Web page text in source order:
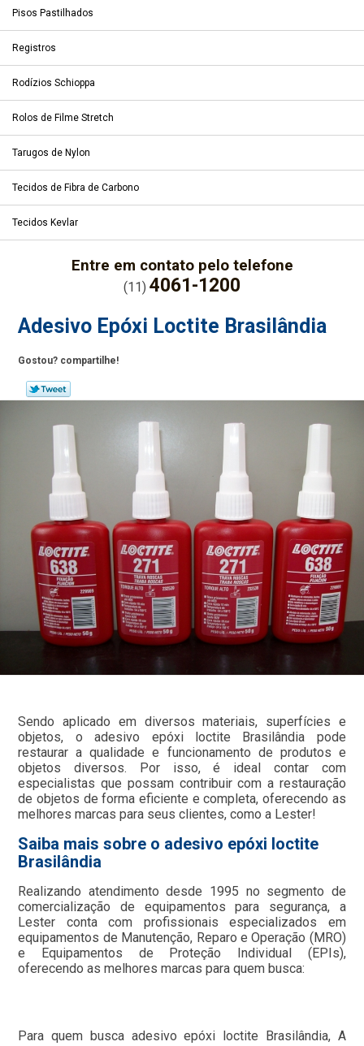
Pisos Pastilhados
Registros
Rodízios Schioppa
Rolos de Filme Stretch
Tarugos de Nylon
Tecidos de Fibra de Carbono
Tecidos Kevlar
Entre em contato pelo telefone
(11) 4061-1200
Adesivo Epóxi Loctite Brasilândia
Gostou? compartilhe!
Sendo aplicado em diversos materiais, superfícies e
objetos, o adesivo epóxi loctite Brasilândia pode
restaurar a qualidade e funcionamento de produtos e
objetos diversos. Por isso, é ideal contar com
especialistas que possam contribuir com a restauração
de objetos de forma eficiente e completa, oferecendo as
melhores marcas para seus clientes, como a Lester!
Saiba mais sobre o adesivo epóxi loctite
Brasilândia
Realizando atendimento desde 1995 no segmento de
comercialização de equipamentos para segurança, a
Lester conta com profissionais especializados em
equipamentos de Manutenção, Reparo e Operação (MRO)
e Equipamentos de Proteção Individual (EPIs),
oferecendo as melhores marcas para quem busca:
Para quem busca adesivo epóxi loctite Brasilândia, A